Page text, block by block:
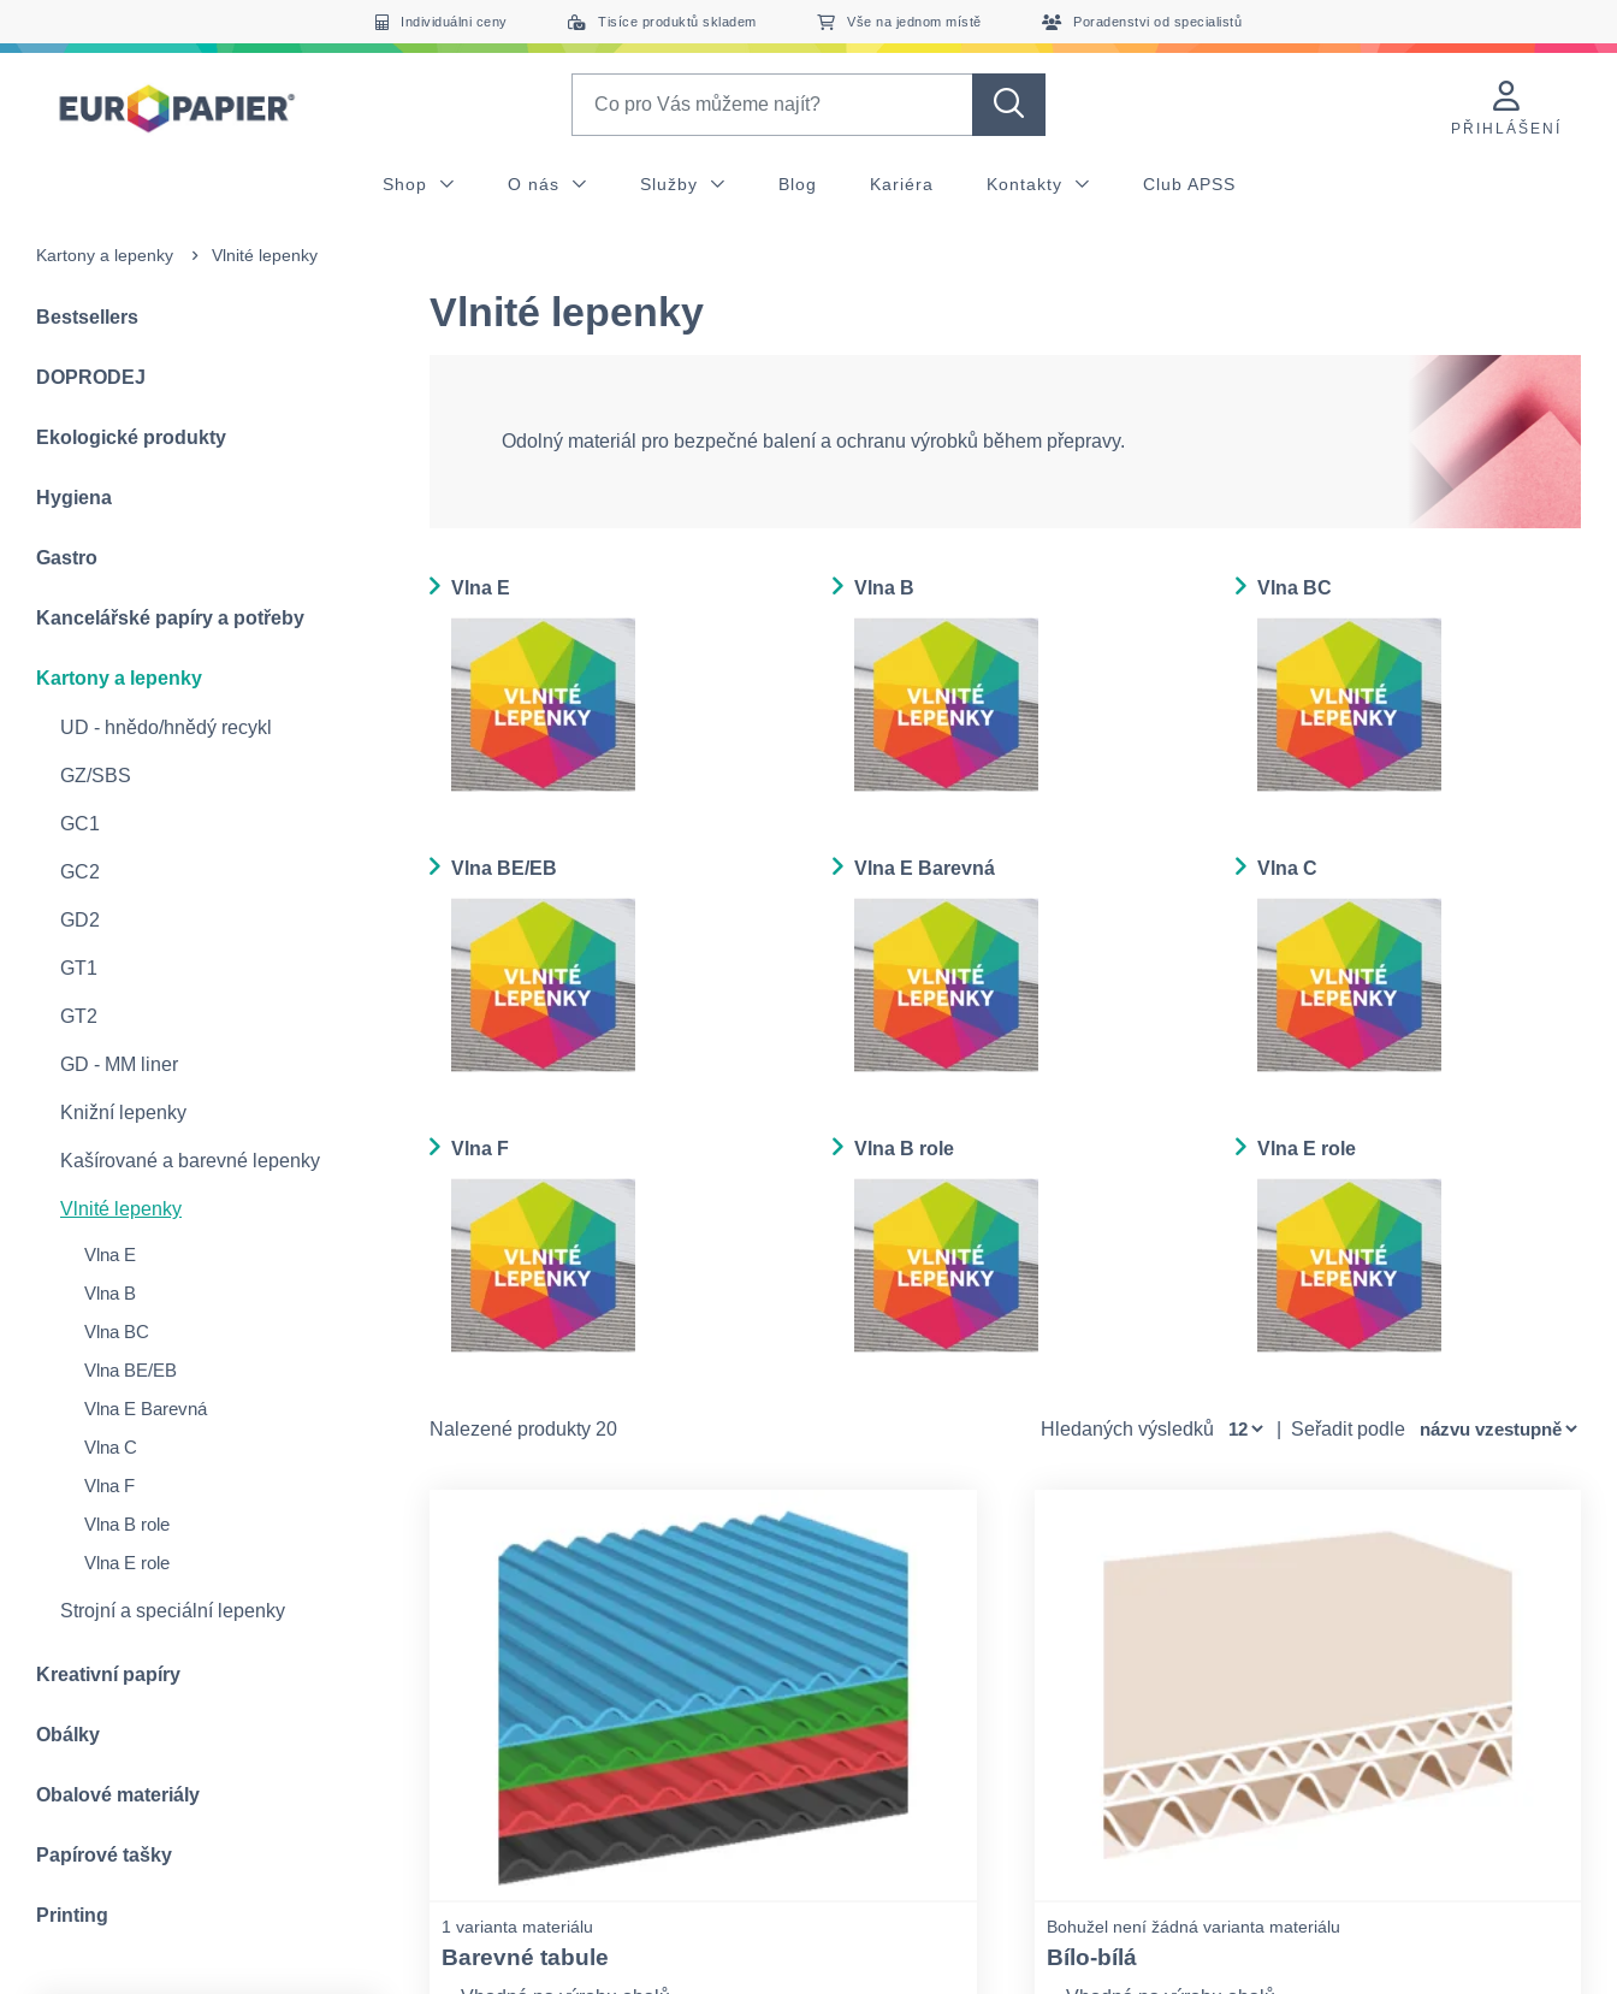
Individuálni ceny Tisíce produktů skladem Vše na jednom místě Poradenstvi od specialistů
PŘIHLÁŠENÍ
Shop O nás Služby Blog Kariéra Kontakty Club APSS
Kartony a lepenky Vlnité lepenky
Bestsellers
DOPRODEJ
Ekologické produkty
Hygiena
Gastro
Kancelářské papíry a potřeby
Kartony a lepenky
UD - hnědo/hnědý recykl
GZ/SBS
GC1
GC2
GD2
GT1
GT2
GD - MM liner
Knižní lepenky
Kašírované a barevné lepenky
Vlnité lepenky
Vlna E
Vlna B
Vlna BC
Vlna BE/EB
Vlna E Barevná
Vlna C
Vlna F
Vlna B role
Vlna E role
Strojní a speciální lepenky
Kreativní papíry
Obálky
Obalové materiály
Papírové tašky
Printing
Vlnité lepenky
Odolný materiál pro bezpečné balení a ochranu výrobků během přepravy.
Vlna E Vlna B Vlna BC
Vlna BE/EB Vlna E Barevná Vlna C
Vlna F Vlna B role Vlna E role
Nalezené produkty 20 Hledaných výsledků Seřadit podle
1 varianta materiálu
Barevné tabule
Bohužel není žádná varianta materiálu
Bílo-bílá